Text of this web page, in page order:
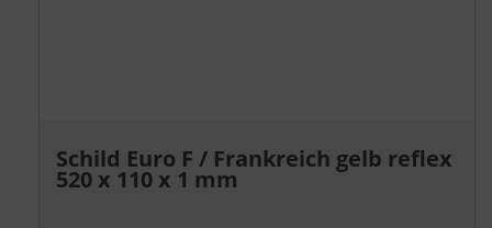
Schild Euro F / Frankreich gelb reflex
520 x 110 x 1 mm